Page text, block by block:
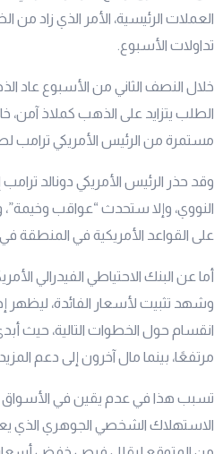
العملات الرئيسية، الأمر الذي زاد
تداولات الأسبوع.
خلال النصف الثاني من الأسبوع عاد
الطلب يتزايد على الذهب كملاذ آمن،
مستمرة من الرئيس الأمريكي ترامب
وقد حذر الرئيس الأمريكي دونالد
على القواعد الأمريكية في المنطقة
أما عن البنك الاحتياطي الفيدرالي
وشهد تثبيت لأسعار الفائدة، ليظهر
انقسام حول الخطوات التالية، حيث
مرتفعًا، بينما مال آخرون إلى دعم
تسبب هذا في عدم يقين في الأسواق
الاستهلاك الشخصي الجوهري الذي